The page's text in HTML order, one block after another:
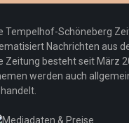
Pepe Jeans
Woher
drei
Tempelhof-Schöneberg
Nachrichten aus
Zeitung besteht seit März
werden auch